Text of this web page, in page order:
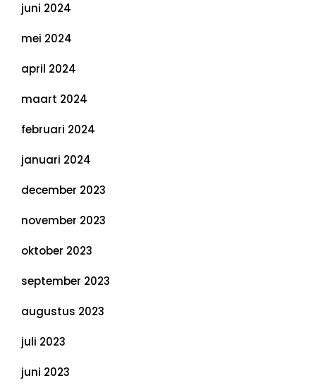
juni 2024
mei 2024
april 2024
maart 2024
februari 2024
januari 2024
december 2023
november 2023
oktober 2023
september 2023
augustus 2023
juli 2023
juni 2023